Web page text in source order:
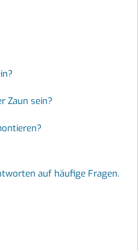
Zaun sein?
auf häufige Fragen.